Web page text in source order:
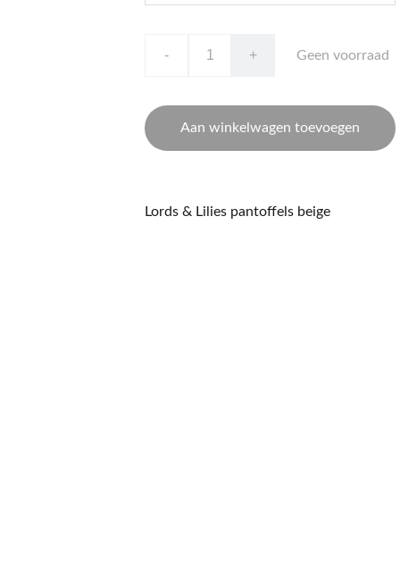
- + Geen voorraad
Aan winkelwagen toevoegen
Lords & Lilies pantoffels beige